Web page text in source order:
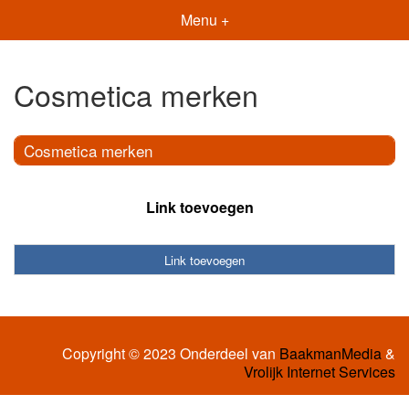
Menu +
Cosmetica merken
Cosmetica merken
Link toevoegen
Link toevoegen
Copyright © 2023 Onderdeel van BaakmanMedia&
Vrolijk Internet Services